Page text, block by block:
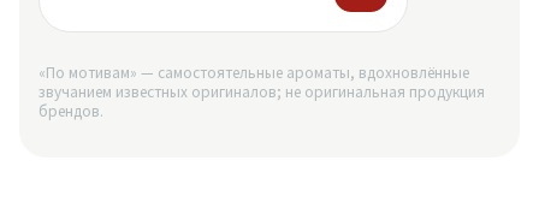
«По мотивам» — самостоятельные ароматы, вдохновлённые
звучанием известных оригиналов; не оригинальная продукция
брендов.